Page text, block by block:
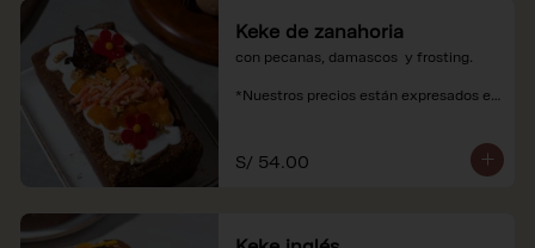
Keke de zanahoria
con pecanas, damascos  y frosting.
*Nuestros precios están expresados en
S/ 54.00